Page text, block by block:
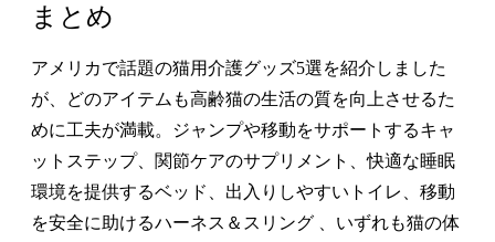
まとめ
アメリカで話題の猫用介護グッズ5選を紹介しました
が、どのアイテムも高齢猫の生活の質を向上させるた
めに工夫が満載。ジャンプや移動をサポートするキャ
ットステップ、関節ケアのサプリメント、快適な睡眠
環境を提供するベッド、出入りしやすいトイレ、移動
を安全に助けるハーネス＆スリング 、いずれも猫の体